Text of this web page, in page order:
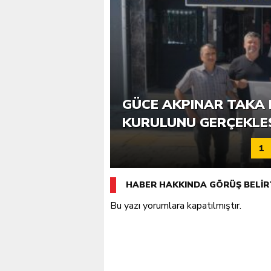
6. GÜCE TEKKEKÖY
KATILIMLA
GÜCE AKPINAR TAKA
KURULUNU
1
HABER HAKKINDA GÖRÜŞ
Bu yazı yorumlara kapatılmıştır.